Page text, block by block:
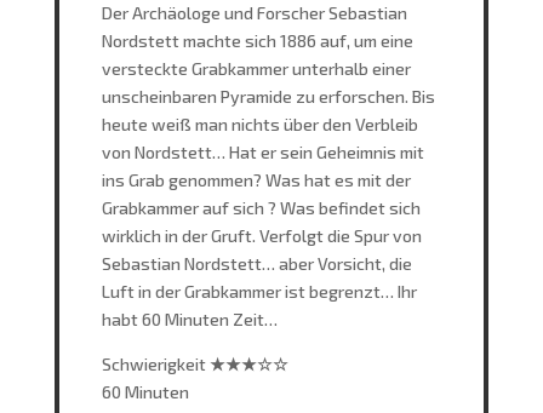
Der Archäologe und Forscher Sebastian
Nordstett machte sich 1886 auf, um eine
versteckte Grabkammer unterhalb einer
unscheinbaren Pyramide zu erforschen. Bis
heute weiß man nichts über den Verbleib
von Nordstett… Hat er sein Geheimnis mit
ins Grab genommen? Was hat es mit der
Grabkammer auf sich ? Was befindet sich
wirklich in der Gruft. Verfolgt die Spur von
Sebastian Nordstett… aber Vorsicht, die
Luft in der Grabkammer ist begrenzt… Ihr
habt 60 Minuten Zeit…
Schwierigkeit★★★☆☆
60 Minuten